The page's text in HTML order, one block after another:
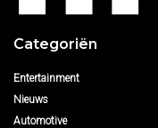
Categoriën
Entertainment
Nieuws
Automotive